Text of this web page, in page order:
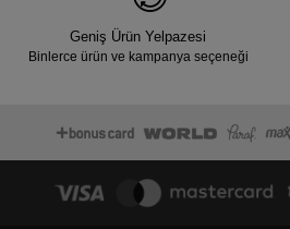
Geniş Ürün Yelpazesi
Binlerce ürün ve kampanya seçeneği